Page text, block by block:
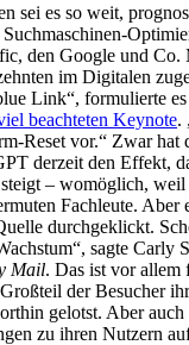
sei es so weit,
den Google und Co.
im Digitalen
Link“, formulierte
beachteten Keynote.
Reset vor.“ Zwar hat
derzeit den Effekt,
– womöglich,
Fachleute. Aber
durchgeklickt.
sagte Carly
Mail. Das ist vor allem
der Besucher
gelotst. Aber auch
zu ihren Nutzern